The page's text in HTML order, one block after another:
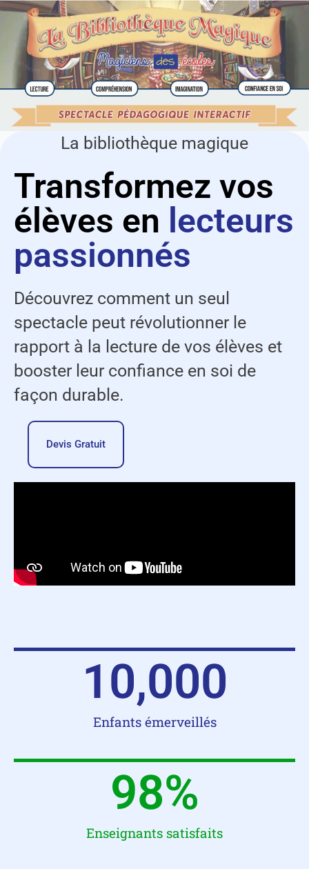
La bibliothèque magique
Transformez vos
élèves en lecteurs
passionnés
Découvrez comment un seul
spectacle peut révolutionner le
rapport à la lecture de vos élèves et
booster leur confiance en soi de
façon durable.
Devis Gratuit
Enfants émerveillés
10,000
Enseignants satisfaits
98%